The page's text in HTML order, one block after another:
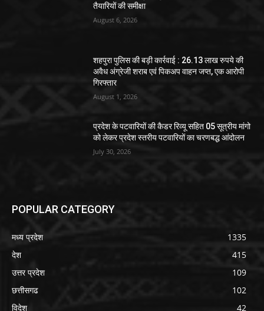
तैयारियों की समीक्षा
August 6, 2026
शहपुरा पुलिस की बड़ी कार्रवाई : 26.13 लाख रुपये की
अवैध अंग्रेजी शराब एवं पिकअप वाहन जप्त, एक आरोपी
गिरफ्तार
August 1, 2026
प्रदेश के पटवारियों की कैडर रिव्यू सहित 05 सूत्रीय मांगो
को लेकर प्रदेश स्तरीय पटवारियों का चरणबद्ध आंदोलन
July 30, 2026
POPULAR CATEGORY
मध्य प्रदेश
1335
देश
415
उत्तर प्रदेश
109
छत्तीसगढ
102
विदेश
42